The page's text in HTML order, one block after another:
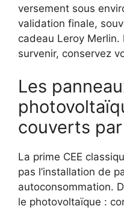
versement sous
validation finale,
cadeau Leroy
survenir, conservez
Les
couverts
La prime CEE
pas l’installation de
autoconsommation.
le photovoltaïque :